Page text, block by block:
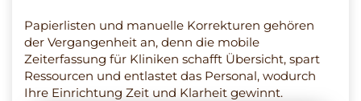
Papierlisten und manuelle Korrekturen gehören
der Vergangenheit an, denn die mobile
Zeiterfassung für Kliniken schafft Übersicht, spart
Ressourcen und entlastet das Personal, wodurch
Ihre Einrichtung Zeit und Klarheit gewinnt.